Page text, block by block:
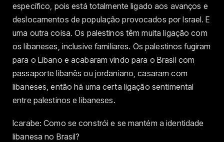
específico, pois está totalmente ligado aos avanços e
deslocamentos de população provocados por Israel. E
uma outra coisa. Os palestinos têm muita ligação com
os libaneses, inclusive familiares. Os palestinos fugiram
para o Líbano e acabaram vindo para o Brasil com
passaporte libanês ou jordaniano, casaram com
libaneses, então há uma certa ligação sentimental
entre palestinos e libaneses.
Icarabe: Como se constrói e se mantém a identidade
libanesa no Brasil?